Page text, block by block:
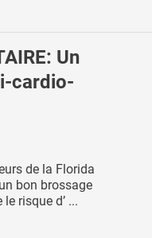
Un
cardio-
de la Florida
bon brossage
risque d’ ...